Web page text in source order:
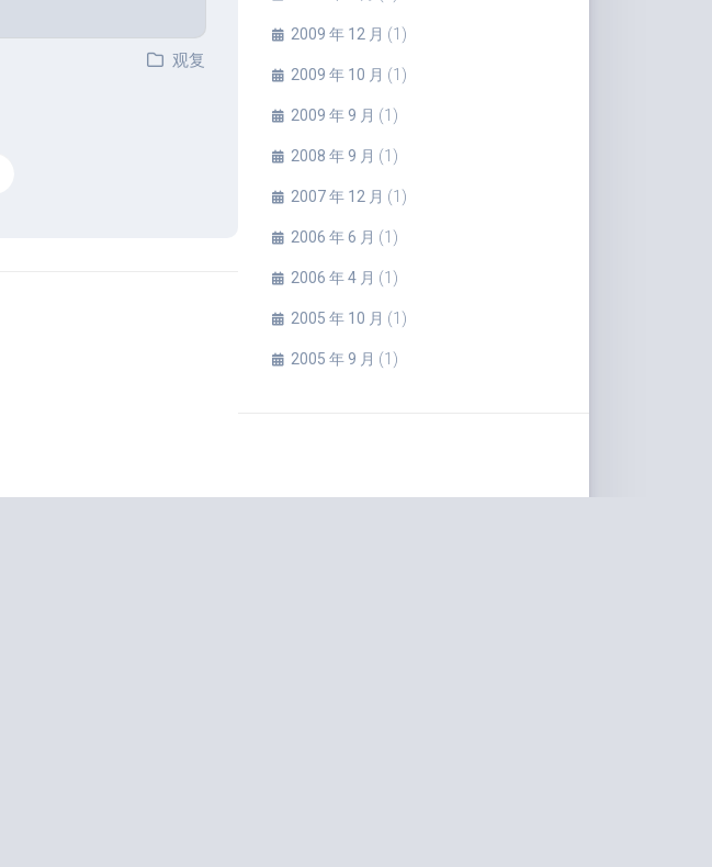
2009 年 12 月 (1)
2009 年 10 月 (1)
2009 年 9 月 (1)
2008 年 9 月 (1)
2007 年 12 月 (1)
2006 年 6 月 (1)
2006 年 4 月 (1)
2005 年 10 月 (1)
2005 年 9 月 (1)
观复